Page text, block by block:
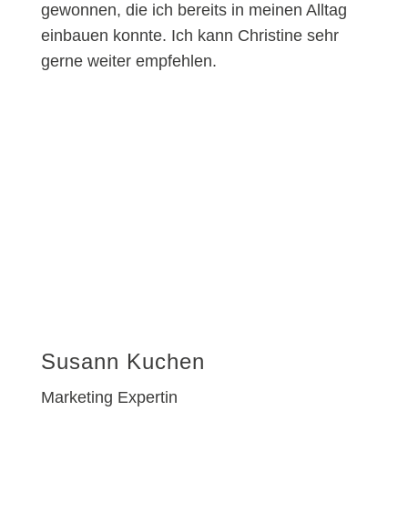
gewonnen, die ich bereits in meinen Alltag
einbauen konnte. Ich kann Christine sehr
gerne weiter empfehlen.
Susann Kuchen
Marketing Expertin